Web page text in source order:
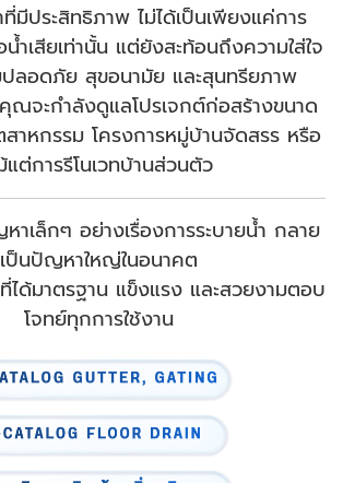
ที่มีประสิทธิภาพ ไม่ได้เป็นเพียงแค่การ
ำเสียเท่านั้น แต่ยังสะท้อนถึงความใส่ใจ
ปลอดภัย สุขอนามัย และสุนทรียภาพ
ณจะกำลังดูแลโปรเจกต์ก่อสร้างขนาด
าหกรรม โครงการหมู่บ้านจัดสรร หรือ
แต่การรีโนเวทบ้านส่วนตัว
าเล็กๆ อย่างเรื่องการระบายน้ำ กลาย
เป็นปัญหาใหญ่ในอนาคต
ได้มาตรฐาน แข็งแรง และสวยงามตอบ
โจทย์ทุกการใช้งาน